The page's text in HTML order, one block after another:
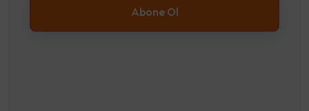
Abone Ol